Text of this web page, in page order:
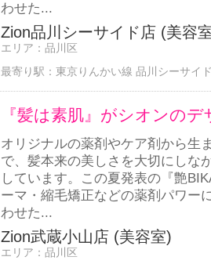
わせた...
Zion品川シーサイド店 (美容
エリア： 品川区
最寄り駅： 東京りんかい線 品川シーサイ
『髪は素肌』がシオンの
オリジナルの薬剤やケア剤から生
で、髪本来の美しさを大切にしな
しています。この夏発表の『艶
ーマ・縮毛矯正などの薬剤パワー
わせた...
Zion武蔵小山店 (美容室)
エリア： 品川区